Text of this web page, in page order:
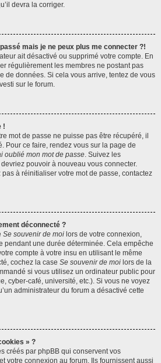
devra la corriger.
mais je ne peux plus me connecter ?!
ait désactivé ou supprimé votre compte. En
régulièrement les membres ne postant pas
de données. Si cela vous arrive, tentez de vous
sur le forum.
!
mot de passe ne puisse pas être récupéré, il
Pour ce faire, rendez vous sur la page de
oublié mon mot de passe. Suivez les
pouvoir à nouveau vous connecter.
à réinitialiser votre mot de passe, contactez
déconnecté ?
Se souvenir de moi lors de votre connexion,
pendant une durée déterminée. Cela empêche
compte à votre insu en utilisant le même
cochez la case Se souvenir de moi lors de la
si vous utilisez un ordinateur public pour
cyber-café, université, etc.). Si vous ne voyez
administrateur du forum a désactivé cette
» ?
créés par phpBB qui conservent vos
votre connexion au forum. Ils fournissent aussi